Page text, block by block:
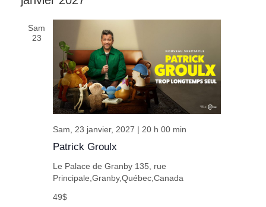
Sam
23
Patrick Groulx
Sam, 23 janvier, 2027 | 20 h 00 min
Le Palace de Granby 135, rue
Principale,Granby,Québec,Canada
49$